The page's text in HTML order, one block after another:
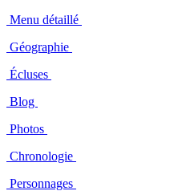
Menu détaillé
Géographie
Écluses
Blog
Photos
Chronologie
Personnages